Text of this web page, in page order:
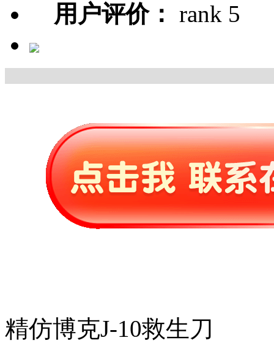
用户评价：
精仿博克J-10救生刀